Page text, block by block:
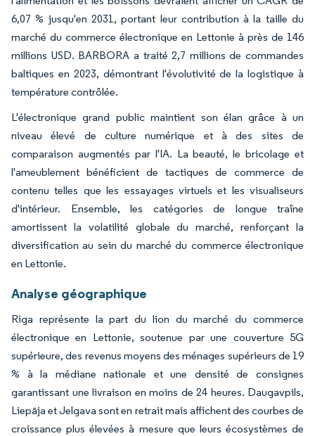
6,07 % jusqu'en 2031, portant leur contribution à la taille du
marché du commerce électronique en Lettonie à près de 146
millions USD. BARBORA a traité 2,7 millions de commandes
baltiques en 2023, démontrant l'évolutivité de la logistique à
température contrôlée.
L'électronique grand public maintient son élan grâce à un
niveau élevé de culture numérique et à des sites de
comparaison augmentés par l'IA. La beauté, le bricolage et
l'ameublement bénéficient de tactiques de commerce de
contenu telles que les essayages virtuels et les visualiseurs
d'intérieur. Ensemble, les catégories de longue traîne
amortissent la volatilité globale du marché, renforçant la
diversification au sein du marché du commerce électronique
en Lettonie.
Analyse géographique
Riga représente la part du lion du marché du commerce
électronique en Lettonie, soutenue par une couverture 5G
supérieure, des revenus moyens des ménages supérieurs de 19
% à la médiane nationale et une densité de consignes
garantissant une livraison en moins de 24 heures. Daugavpils,
Liepāja et Jelgava sont en retrait mais affichent des courbes de
croissance plus élevées à mesure que leurs écosystèmes de